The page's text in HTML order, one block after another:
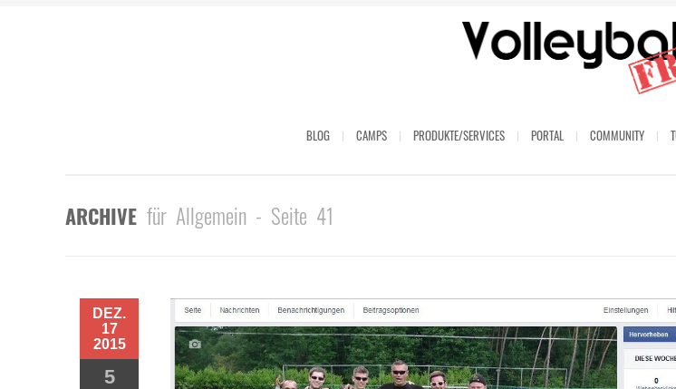
BLOG CAMPS PRODUKTE/SERVICES PORTAL COMMUNITY
ARCHIVE für Allgemein - Seite 41
DEZ.
17
2015
5